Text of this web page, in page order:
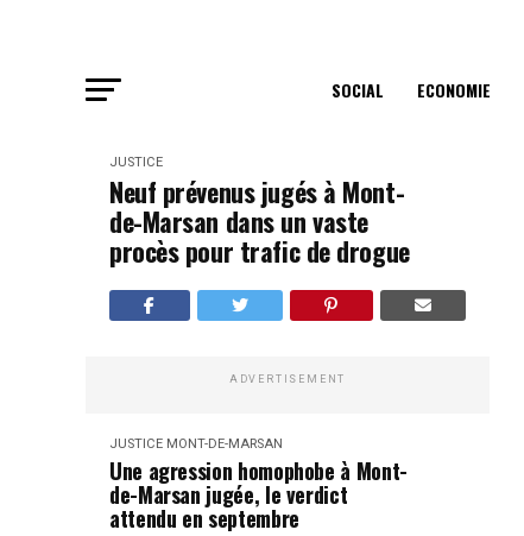
SOCIAL ECONOMIE
JUSTICE
Neuf prévenus jugés à Mont-
de-Marsan dans un vaste
procès pour trafic de drogue
ADVERTISEMENT
JUSTICE MONT-DE-MARSAN
Une agression homophobe à Mont-
de-Marsan jugée, le verdict
attendu en septembre